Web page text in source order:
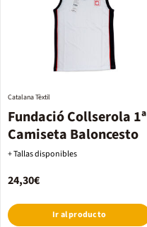
Fundació Collserola 1ª
Camiseta Baloncesto
Catalana Tèxtil
+ Tallas disponibles
24,30€
Ir al producto